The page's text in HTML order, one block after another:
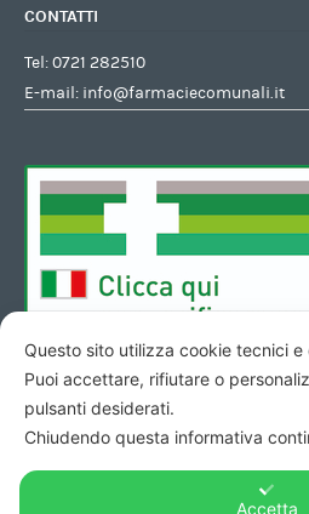
CONTATTI
Tel:0721 282510
E-mail: info@farmaciecomunali.it
Questo sito utilizza cookie tecnici e
Puoi accettare, rifiutare o
pulsanti desiderati.
Chiudendo questa informativa
Accetta